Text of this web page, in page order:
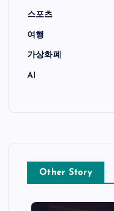
스포츠
여행
가상화폐
AI
Other Story